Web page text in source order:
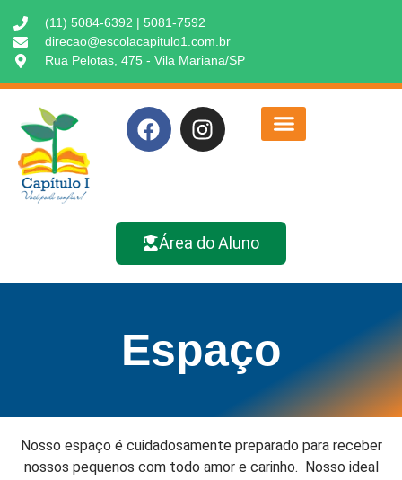
(11) 5084-6392 | 5081-7592
direcao@escolacapitulo1.com.br
Rua Pelotas, 475 - Vila Mariana/SP
Área do Aluno
Espaço
Nosso espaço é cuidadosamente preparado para receber
nossos pequenos com todo amor e carinho. Nosso ideal